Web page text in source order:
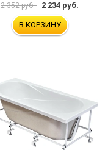
2 352 руб. 2 234 руб.
В КОРЗИНУ